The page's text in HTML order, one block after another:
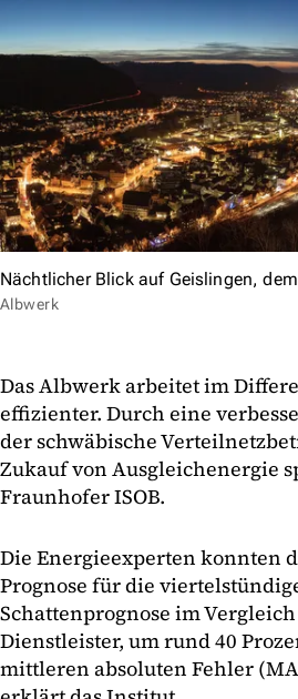
Nächtlicher Blick auf Geislingen,
Albwerk
Das Albwerk arbeitet im
effizienter. Durch eine
der schwäbische
Zukauf von Ausgleichenergie
Fraunhofer ISOB.
Die Energieexperten konnten
Prognose für die
Schattenprognose im
Dienstleister, um rund 40
mittleren absoluten Fehler